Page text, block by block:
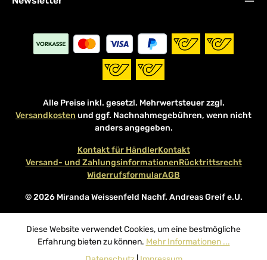
Alle Preise inkl. gesetzl. Mehrwertsteuer zzgl.
Versandkosten und ggf. Nachnahmegebühren, wenn nicht
anders angegeben.
© 2026 Miranda Weissenfeld Nachf. Andreas Greif e.U.
Kontakt für HändlerKontakt
Versand- und ZahlungsinformationenRücktrittsrecht
WiderrufsformularAGB
Diese Website verwendet Cookies, um eine bestmögliche
Erfahrung bieten zu können. Mehr Informationen ...